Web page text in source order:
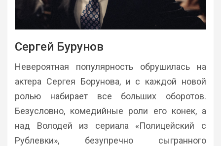
Сергей Бурунов
Невероятная популярность обрушилась на
актера Сергея Борунова, и с каждой новой
ролью набирает все больших оборотов.
Безусловно, комедийные роли его конек, а
над Володей из сериала «Полицейский с
Рублевки», безупречно сыгранного